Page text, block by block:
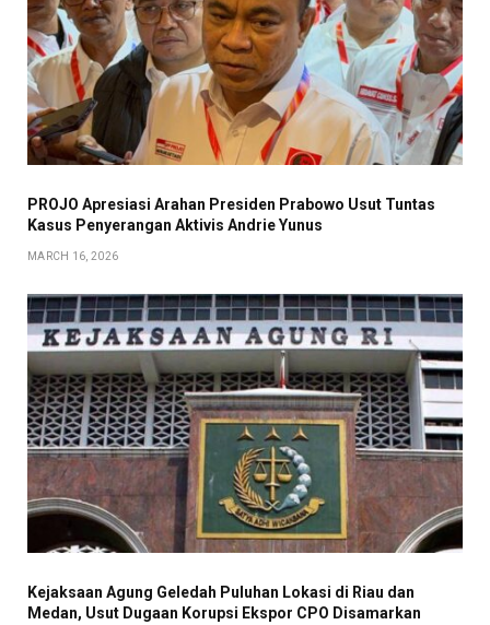
PROJO Apresiasi Arahan Presiden Prabowo Usut Tuntas
Kasus Penyerangan Aktivis Andrie Yunus
MARCH 16, 2026
Kejaksaan Agung Geledah Puluhan Lokasi di Riau dan
Medan, Usut Dugaan Korupsi Ekspor CPO Disamarkan